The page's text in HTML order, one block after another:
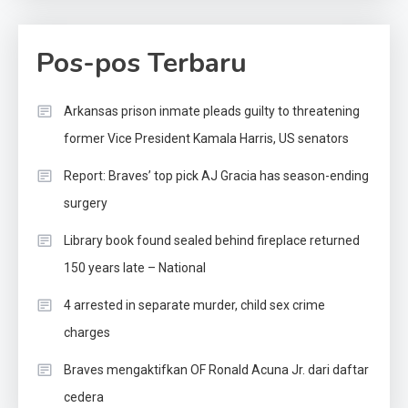
Pos-pos Terbaru
Arkansas prison inmate pleads guilty to threatening
former Vice President Kamala Harris, US senators
Report: Braves’ top pick AJ Gracia has season-ending
surgery
Library book found sealed behind fireplace returned
150 years late – National
4 arrested in separate murder, child sex crime
charges
Braves mengaktifkan OF Ronald Acuna Jr. dari daftar
cedera